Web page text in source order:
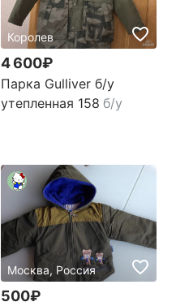
Королев
4 600₽
Парка Gulliver б/у
утепленная 158 б/у
Москва, Россия
500₽